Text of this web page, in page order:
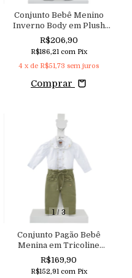
Conjunto Bebê Menino
Inverno Body em Plush
Calça e Colete em Cotelê
Peluciado Aconchego
R$206,90
R$186,21 com Pix
4 x de R$51,73 sem juros
Comprar
1/ 3
Conjunto Pagão Bebê
Menina em Tricoline
Bordado e Malha com Calça
Clochard Aconchego
R$169,90
R$152,91 com Pix